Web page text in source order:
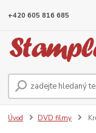
+420 605 816 685
Úvod DVD filmy